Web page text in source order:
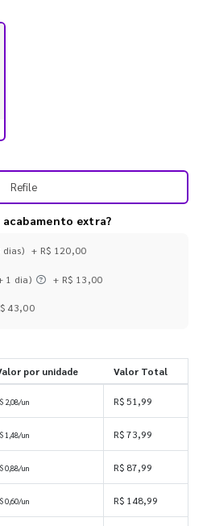
Refile
extra?
dias) + R$ 120,00
1 dia) + R$ 13,00
43,00
por unidade Valor Total
2,08/un R$ 51,99
1,48/un R$ 73,99
0,88/un R$ 87,99
0,60/un R$ 148,99